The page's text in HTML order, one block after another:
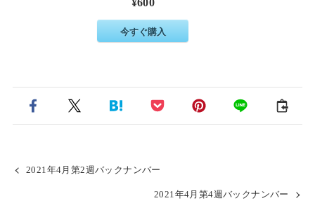
¥600
今すぐ購入
2021年4月第2週バックナンバー
2021年4月第4週バックナンバー